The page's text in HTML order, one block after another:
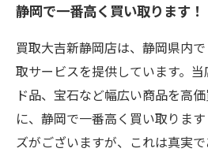
静岡で一番高く買い取ります！
買取大吉新静岡店は、静岡県内
取サービスを提供しています。
ド品、宝石など幅広い商品を高
に、静岡で一番高く買い取りま
ズがございますが、これは真実